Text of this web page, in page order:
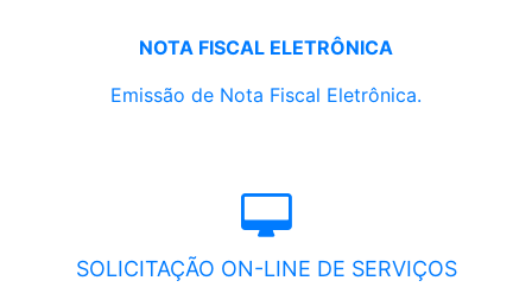
NOTA FISCAL ELETRÔNICA
Emissão de Nota Fiscal Eletrônica.
SOLICITAÇÃO ON-LINE DE SERVIÇOS